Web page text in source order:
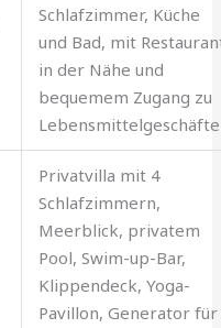
Schlafzimmer, Küche
und Bad, mit
in der Nähe und
bequemem Zugang zu
Privatvilla mit 4
Schlafzimmern,
Meerblick, privatem
Pool, Swim-up-Bar,
Klippendeck, Yoga-
Pavillon, Generator für